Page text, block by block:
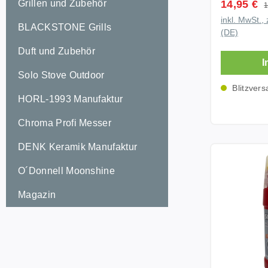
Grillen und Zubehör
BLACKSTONE Grills
Duft und Zubehör
Solo Stove Outdoor
HORL-1993 Manufaktur
Chroma Profi Messer
DENK Keramik Manufaktur
O´Donnell Moonshine
Magazin
Leder Innenfutter Handfläche: 100%
Baumwolle Innenfutter Stulpe:
14,95 €
inkl. MwSt.,
(DE)